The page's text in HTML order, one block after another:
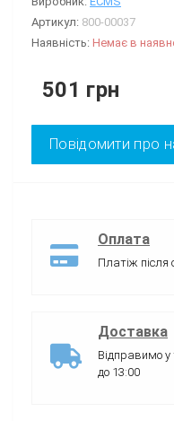
Артикул: 800-00037
Наявність: Немає в
501 грн
Повідомити про
Оплата
Платіж
Доставка
Відправимо у
до 13:00